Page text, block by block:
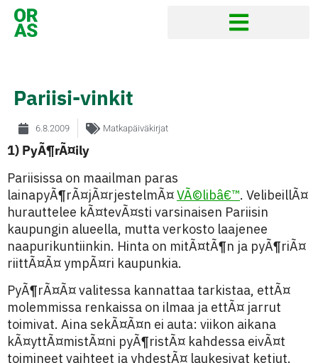
Pariisi-vinkit
6.8.2009 Matkapäiväkirjat
1) PyÃ¶rÃ¤ily
Pariisissa on maailman paras
lainapyÃ¶rÃ¤jÃ¤rjestelmÃ¤VÃ©libâ€™. VelibeillÃ¤
hurauttelee kÃ¤tevÃ¤sti varsinaisen Pariisin
kaupungin alueella, mutta verkosto laajenee
naapurikuntiinkin. Hinta on mitÃ¤tÃ¶n ja pyÃ¶riÃ¤
riittÃ¤Ã¤ ympÃ¤ri kaupunkia.
PyÃ¶rÃ¤Ã¤ valitessa kannattaa tarkistaa, ettÃ¤
molemmissa renkaissa on ilmaa ja ettÃ¤ jarrut
toimivat. Aina sekÃ¤Ã¤n ei auta: viikon aikana
kÃ¤yttÃ¤mistÃ¤ni pyÃ¶ristÃ¤ kahdessa eivÃ¤t
toimineet vaihteet ja yhdestÃ¤ laukesivat ketjut.